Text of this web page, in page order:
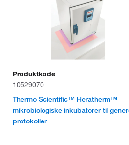
Produktkode
10529070
Thermo Scientific™ Heratherm™
mikrobiologiske inkubatorer til
protokoller